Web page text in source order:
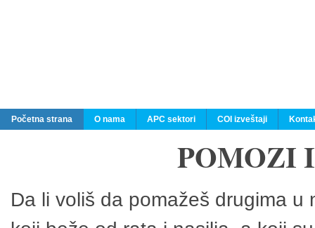
Početna strana O nama APC sektori COI izveštaji
POMOZI
Da li voliš da pomažeš drugima